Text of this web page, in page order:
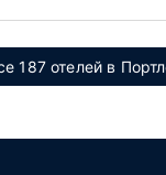
187 отелей в